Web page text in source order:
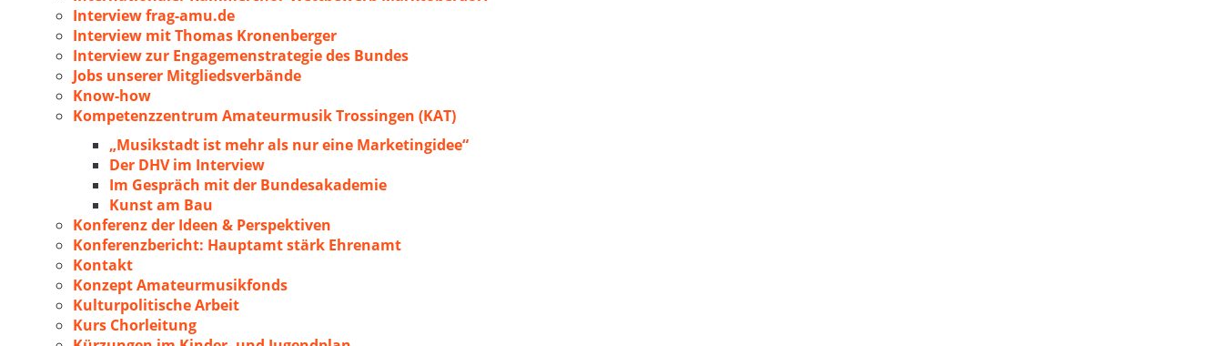
Interview frag-amu.de
Interview mit Thomas Kronenberger
Interview zur Engagemenstrategie des Bundes
Jobs unserer Mitgliedsverbände
Know-how
Kompetenzzentrum Amateurmusik Trossingen (KAT)
„Musikstadt ist mehr als nur eine Marketingidee“
Der DHV im Interview
Im Gespräch mit der Bundesakademie
Kunst am Bau
Konferenz der Ideen & Perspektiven
Konferenzbericht: Hauptamt stärk Ehrenamt
Kontakt
Konzept Amateurmusikfonds
Kulturpolitische Arbeit
Kurs Chorleitung